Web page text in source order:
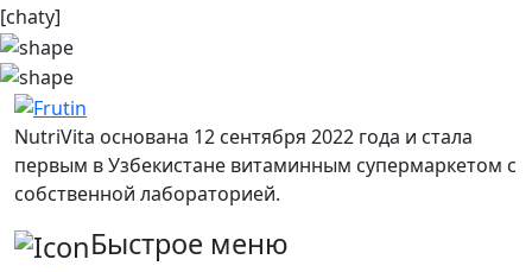
[chaty]
NutriVita основана 12 сентября 2022 года и стала
первым в Узбекистане витаминным супермаркетом с
собственной лабораторией.
Быстрое меню